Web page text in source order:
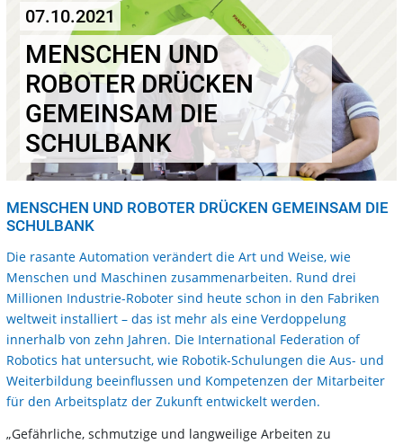
07.10.2021
MENSCHEN UND
ROBOTER DRÜCKEN
GEMEINSAM DIE
SCHULBANK
MENSCHEN UND ROBOTER DRÜCKEN GEMEINSAM DIE
SCHULBANK
Die rasante Automation verändert die Art und Weise, wie
Menschen und Maschinen zusammenarbeiten. Rund drei
Millionen Industrie-Roboter sind heute schon in den Fabriken
weltweit installiert – das ist mehr als eine Verdoppelung
innerhalb von zehn Jahren. Die International Federation of
Robotics hat untersucht, wie Robotik-Schulungen die Aus- und
Weiterbildung beeinflussen und Kompetenzen der Mitarbeiter
für den Arbeitsplatz der Zukunft entwickelt werden.
„Gefährliche, schmutzige und langweilige Arbeiten zu